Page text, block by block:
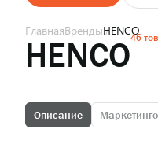
ГлавнаяБрендыHENCO
HENCO46
Описание